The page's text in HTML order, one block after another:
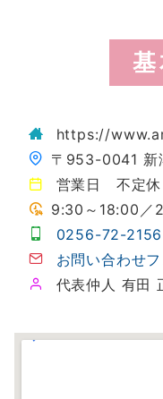
https://
〒953-0041 新
営業日 不定休
9:30～18:00／
0256-72-2156
お問い合わせ
代表仲人 有田